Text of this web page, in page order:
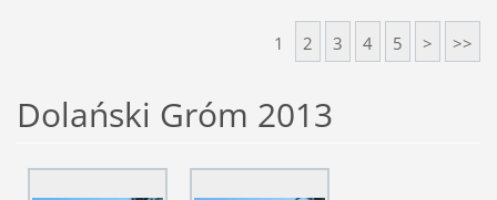
1 2 3 4 5 > >>
Dolański Gróm 2013